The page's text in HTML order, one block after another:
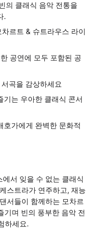
의 클래식 음악 전통을
.
르트 & 슈트라우스 라이
공연에 모두 포함된 공
곡을 감상하세요
기는 우아한 클래식 콘서
호가에게 완벽한 문화적
서 잊을 수 없는 클래식
스트라가 연주하고, 재능
서들이 함께하는 모차르
기며 빈의 풍부한 음악 전
하세요.